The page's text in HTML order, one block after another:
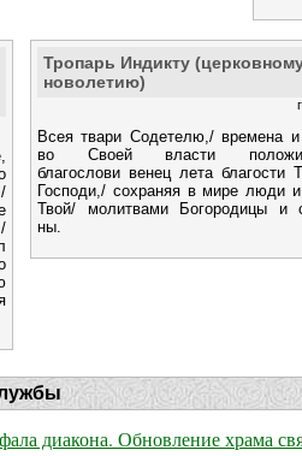
Тропарь Индикту
новолетию)
Всея твари Содетелю,/ времена
во Своей власти
благослови венец лета благости
Господи,/ сохраняя в мире люди
Твой/ молитвами Богородицы и
ны.
диакона. Обновление храма